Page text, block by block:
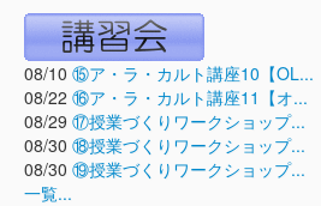
08/10 ⑮ア・ラ・カルト講座10【OL...
08/22 ⑯ア・ラ・カルト講座11【オ...
08/29 ⑰授業づくりワークショップ...
08/30 ⑱授業づくりワークショップ...
08/30 ⑲授業づくりワークショップ...
一覧...